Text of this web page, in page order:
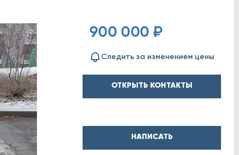
900 000 ₽
Следить за изменением цены
ОТКРЫТЬ КОНТАКТЫ
НАПИСАТЬ